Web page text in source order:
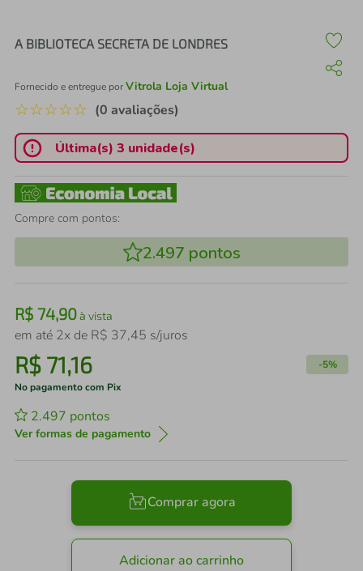
A BIBLIOTECA SECRETA DE LONDRES
Fornecido e entregue porVitrola Loja Virtual
☆☆☆☆☆ (0 avaliações)
Última(s) 3 unidade(s)
Compre com pontos:
2.497 pontos
R$ 74,90à vista
em até 2x de R$ 37,45 s/juros
R$ 71,16 -5%
No pagamento com Pix
2.497 pontos
Ver formas de pagamento
Comprar agora
Adicionar ao carrinho